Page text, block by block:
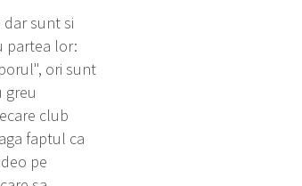
sunt si
partea lor:
ori sunt
greu
club
faptul ca
pe